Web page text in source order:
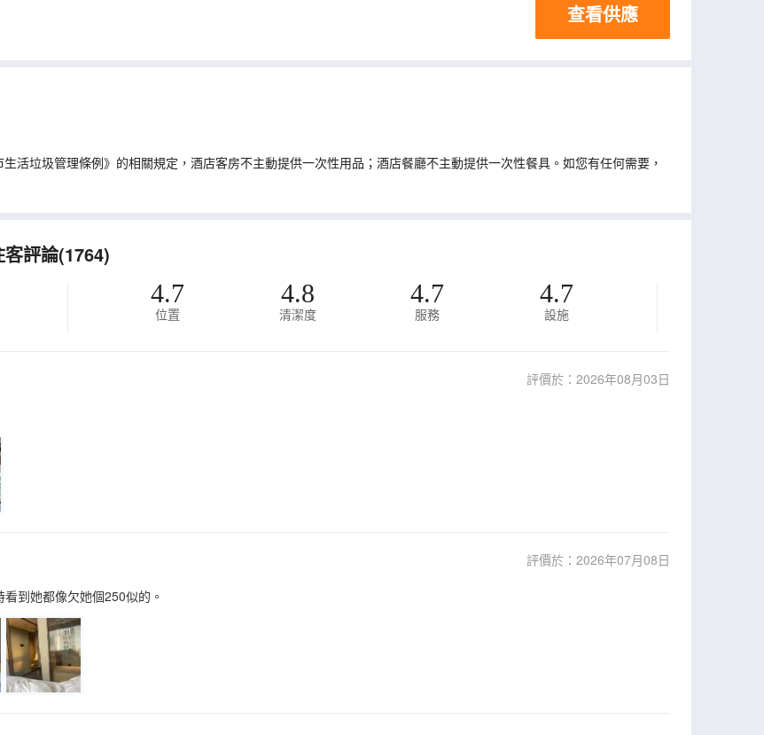
查看供應
活垃圾管理條例》的相關規定，酒店客房不主動提供一次性用品；酒店餐廳不主動提供一次性餐具。如您有任何需要，
評論(1764)
4.7
位置
4.8
清潔度
4.7
服務
4.7
設施
評價於：2026年08月03日
評價於：2026年07月08日
到她都像欠她個250似的。